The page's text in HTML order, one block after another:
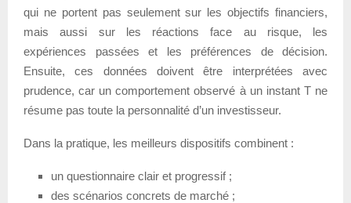
qui ne portent pas seulement sur les objectifs financiers,
mais aussi sur les réactions face au risque, les
expériences passées et les préférences de décision.
Ensuite, ces données doivent être interprétées avec
prudence, car un comportement observé à un instant T ne
résume pas toute la personnalité d’un investisseur.
Dans la pratique, les meilleurs dispositifs combinent :
un questionnaire clair et progressif ;
des scénarios concrets de marché ;